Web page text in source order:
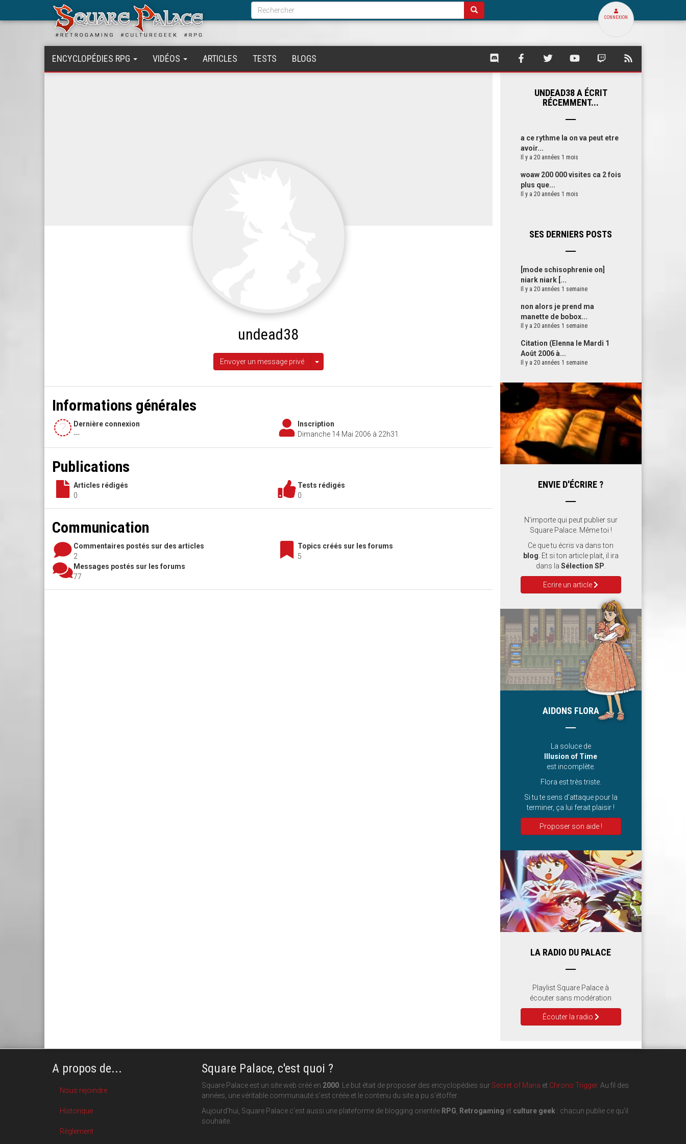
Formulaire
de
recherche
Rechercher
CONNEXION
ENCYCLOPÉDIES RPG VIDÉOS ARTICLES TESTS BLOGS
SQUARE
SQUARE
FACEBOOK
SQUARE
TWITTER
SQUARE
YOUTUBE
SQUARE
TWITCH
undead38
Envoyer un message privé Afficher les autres options
Informations générales
Dernière connexion
---
Inscription
Dimanche 14 Mai 2006 à 22h31
Publications
Articles rédigés
0
Tests rédigés
0
Communication
Commentaires postés sur des articles
2
Topics créés sur les forums
5
Messages postés sur les forums
77
UNDEAD38 A ÉCRIT
RÉCEMMENT...
a ce rythme la on va peut etre
avoir...
Il y a 20 années 1 mois
woaw 200 000 visites ca 2 fois
plus que...
Il y a 20 années 1 mois
SES DERNIERS POSTS
[mode schisophrenie on]
niark niark [...
Il y a 20 années 1 semaine
non alors je prend ma
manette de bobox...
Il y a 20 années 1 semaine
Citation (Elenna le Mardi 1
Août 2006 à...
Il y a 20 années 1 semaine
ENVIE D'ÉCRIRE ?
N'importe qui peut publier sur
Square Palace. Même toi !
Ce que tu écris va dans ton
blog . Et si ton article plait, il ira
dans la Sélection SP
Ecrire un article
AIDONS FLORA
La soluce de
Illusion of Time
est incomplète.
Flora est très triste.
Si tu te sens d’attaque pour la
terminer, ça lui ferait plaisir !
Proposer son aide !
LA RADIO DU PALACE
Playlist Square Palace à
écouter sans modération
Écouter la radio
A propos de...
Nous rejoindre
Historique
Règlement
Square Palace, c'est quoi ?
Square Palace est un site web créé en 2000. Le but était de proposer des encyclopédies sur Secret of Mana et Chrono Trigger. Au fil des
années, une véritable communauté s'est créée et le contenu du site a pu s'étoffer.
Aujourd'hui, Square Palace c'est aussi une plateforme de blogging orientée RPG Retrogaming et culture geek : chacun publie ce qu'il
souhaite.